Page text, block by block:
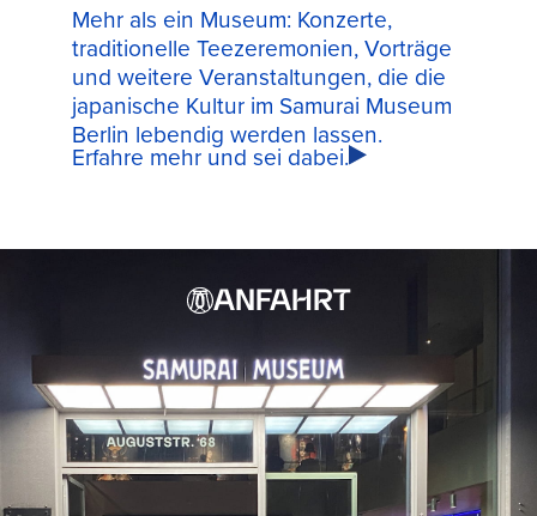
Mehr als ein Museum: Konzerte,
traditionelle Teezeremonien, Vorträge
und weitere Veranstaltungen, die die
japanische Kultur im Samurai Museum
Berlin lebendig werden lassen.
Erfahre mehr und sei dabei.
ANFAHRT